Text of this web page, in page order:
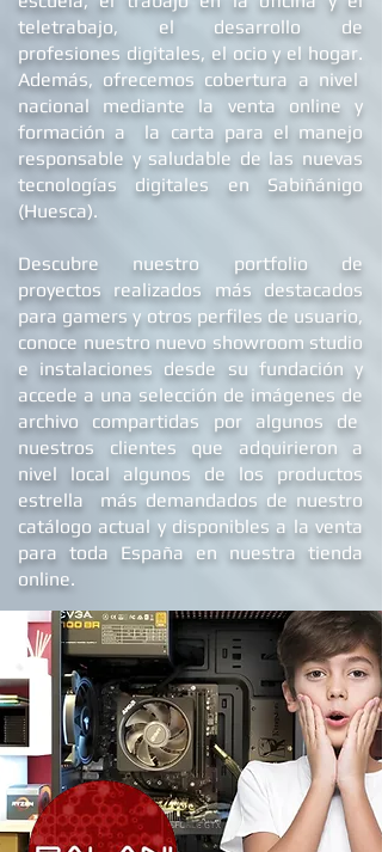
como solución integral e ideada para la
escuela, el trabajo en la oficina y el
teletrabajo, el desarrollo de
profesiones digitales, el ocio y el hogar.
Además, ofrecemoscobertura a nivel
nacional mediante la venta online y
formación a la carta para el manejo
responsable y saludable de las nuevas
tecnologías digitales en Sabiñánigo
Descubre nuestro portfolio de
proyectos realizados más destacados
para gamers y otros perfiles de usuario,
conoce nuestro nuevo showroom studio
einstalacionesdesde su fundación y
accede a una selección de imágenes de
archivo compartidas por algunos de
nuestros clientes que adquirieron a
nivel local algunos de los productos
estrella más demandados de nuestro
catálogo actual y disponibles a la venta
para toda España en nuestra tienda
online.